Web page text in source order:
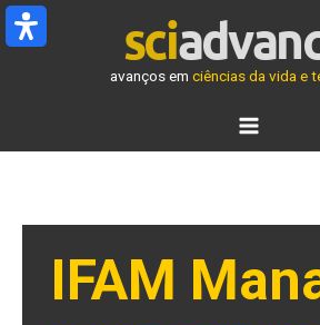
Ir
para
avanços em ciências da vida e
IFAM